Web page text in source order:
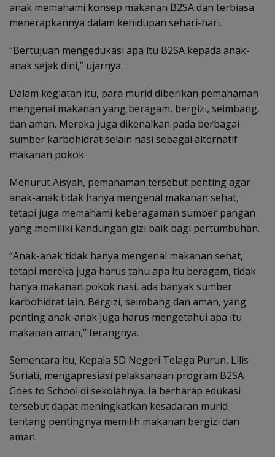
anak memahami konsep makanan B2SA dan terbiasa
menerapkannya dalam kehidupan sehari-hari.
“Bertujuan mengedukasi apa itu B2SA kepada anak-
anak sejak dini,” ujarnya.
Dalam kegiatan itu, para murid diberikan pemahaman
mengenai makanan yang beragam, bergizi, seimbang,
dan aman. Mereka juga dikenalkan pada berbagai
sumber karbohidrat selain nasi sebagai alternatif
makanan pokok.
Menurut Aisyah, pemahaman tersebut penting agar
anak-anak tidak hanya mengenal makanan sehat,
tetapi juga memahami keberagaman sumber pangan
yang memiliki kandungan gizi baik bagi pertumbuhan.
“Anak-anak tidak hanya mengenal makanan sehat,
tetapi mereka juga harus tahu apa itu beragam, tidak
hanya makanan pokok nasi, ada banyak sumber
karbohidrat lain. Bergizi, seimbang dan aman, yang
penting anak-anak juga harus mengetahui apa itu
makanan aman,” terangnya.
Sementara itu, Kepala SD Negeri Telaga Purun, Lilis
Suriati, mengapresiasi pelaksanaan program B2SA
Goes to School di sekolahnya. Ia berharap edukasi
tersebut dapat meningkatkan kesadaran murid
tentang pentingnya memilih makanan bergizi dan
aman.